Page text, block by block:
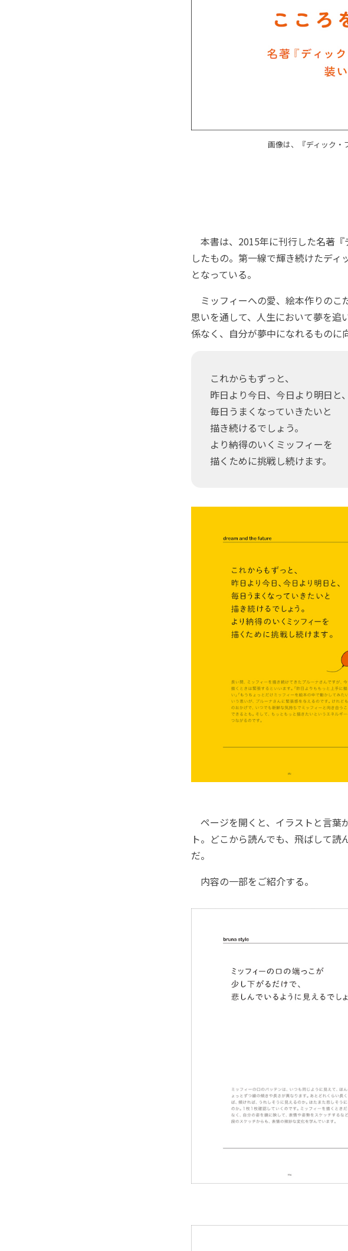
画像は、『ディック・
本書は、2015年に刊行した名著
したもの。第一線で輝き続けたデ
となっている。
ミッフィーへの愛、絵本作りのこ
思いを通して、人生において夢を追
係なく、自分が夢中になれるものに
これからもずっと、
昨日より今日、今日より明日と、
毎日うまくなっていきたいと
描き続けるでしょう。
より納得のいくミッフィーを
描くために挑戦し続けます。
ページを開くと、イラストと言葉
ト。どこから読んでも、飛ばして
だ。
内容の一部をご紹介する。